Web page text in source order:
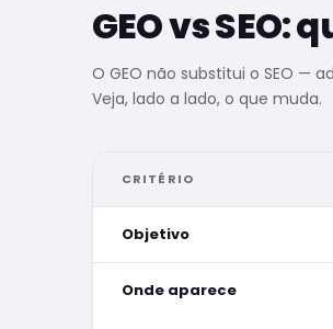
GEO vs SEO:
O GEO não substitui o SEO —
Veja, lado a lado, o que muda.
CRITÉRIO
Objetivo
Onde aparece